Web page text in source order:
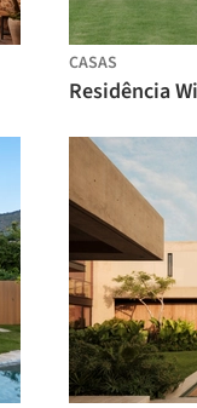
CASAS
Residência